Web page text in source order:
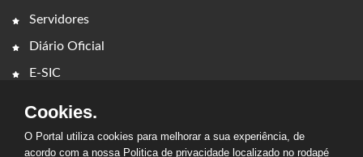
Servidores
Diário Oficial
E-SIC
Cookies.
O Portal utiliza cookies para melhorar a sua experiência, de
acordo com a nossa Politica de privacidade localizado no rodapé